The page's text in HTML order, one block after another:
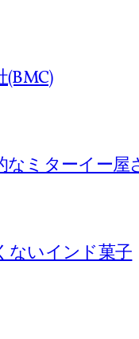
なミターイー屋
ないインド菓子